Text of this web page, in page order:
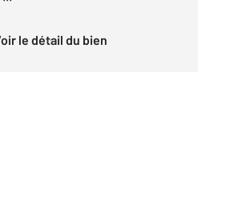
Voir le détail du bien